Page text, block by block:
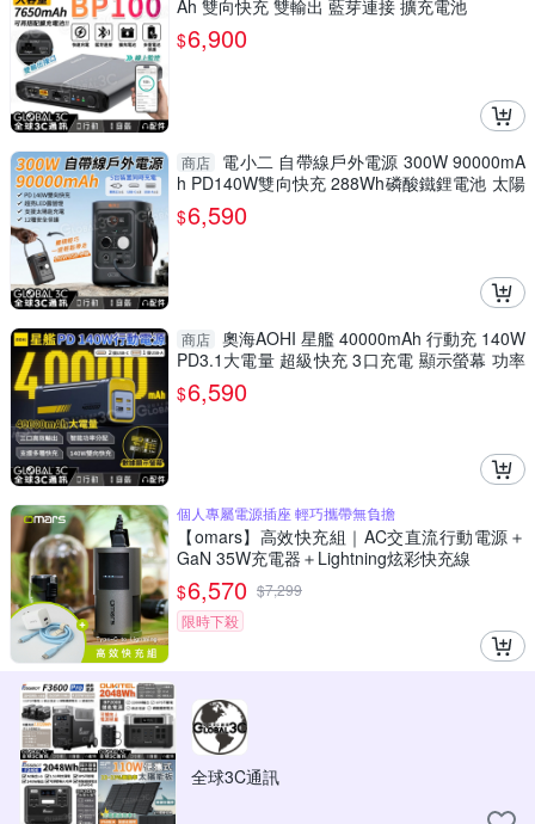
Ah 雙向快充 雙輸出 藍芽連接 擴充電池
$6,900
商店
電小二 自帶線戶外電源 300W 90000mA
h PD140W雙向快充 288Wh磷酸鐵鋰電池 太陽
能充電 車充
$6,590
商店 奧海AOHI 星艦 40000mAh 行動充 140W
PD3.1大電量 超級快充 3口充電 顯示螢幕 功率
分配
$6,590
個人專屬電源插座 輕巧攜帶無負擔
【omars】高效快充組｜AC交直流行動電源＋
GaN 35W充電器＋Lightning炫彩快充線
$6,570 $7,299
限時下殺
全球3C通訊